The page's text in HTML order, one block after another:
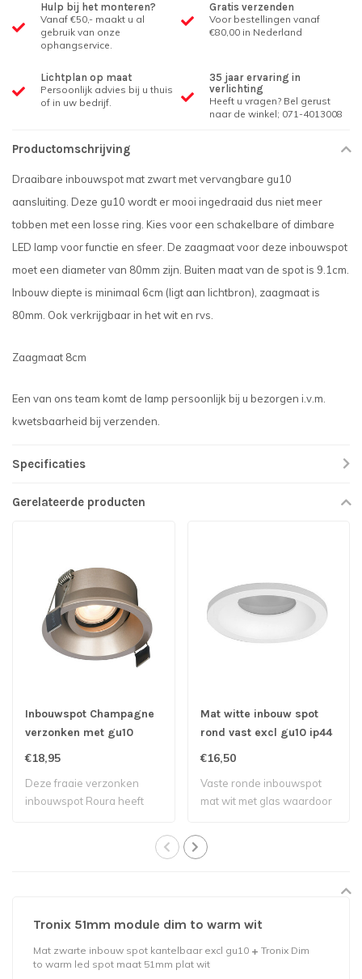
Hulp bij het monteren?
Vanaf €50,- maakt u al
gebruik van onze
ophangservice.
Gratis verzenden
Voor bestellingen vanaf
€80,00 in Nederland
Lichtplan op maat
Persoonlijk advies bij u thuis
of in uw bedrijf.
35 jaar ervaring in
verlichting
Heeft u vragen? Bel gerust
naar de winkel; 071-4013008
Productomschrijving
Draaibare inbouwspot mat zwart met vervangbare gu10
aansluiting. Deze gu10 wordt er mooi ingedraaid dus niet meer
tobben met een losse ring. Kies voor een schakelbare of dimbare
LED lamp voor functie en sfeer. De zaagmaat voor deze inbouwspot
moet een diameter van 80mm zijn. Buiten maat van de spot is 9.1cm.
Inbouw diepte is minimaal 6cm (ligt aan lichtbron), zaagmaat is
80mm. Ook verkrijgbaar in het wit en rvs.
Zaagmaat 8cm
Een van ons team komt de lamp persoonlijk bij u bezorgen i.v.m.
kwetsbaarheid bij verzenden.
Specificaties
Gerelateerde producten
Inbouwspot Champagne
verzonken met gu10
€18,95
Deze fraaie verzonken
inbouwspot Roura heeft
Mat witte inbouw spot
rond vast excl gu10 ip44
badkamer
€16,50
Vaste ronde inbouwspot
mat wit met glas waardoor
Tronix 51mm module dim to warm wit
Mat zwarte inbouw spot kantelbaar excl gu10
Tronix Dim
to warm led spot maat 51mm plat wit